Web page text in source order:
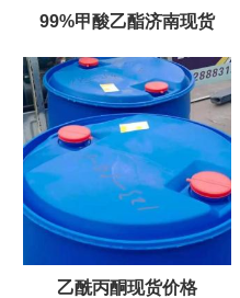
99%甲酸乙酯济南现货
乙酰丙酮现货价格